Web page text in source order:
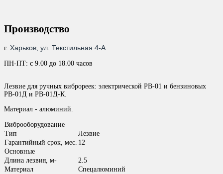
Производство
г. Харьков, ул. Текстильная 4-А
ПН-ПТ: с 9.00 до 18.00 часов
Лезвие для ручных виброреек: электрической РВ-01 и бензиновых
РВ-01Д и РВ-01Д-К.
Материал - алюминий.
Виброоборудование
Тип
Лезвие
Гарантийный срок, мес. 12
Основные
Длина лезвия, м-
2.5
Материал
Спецалюминий